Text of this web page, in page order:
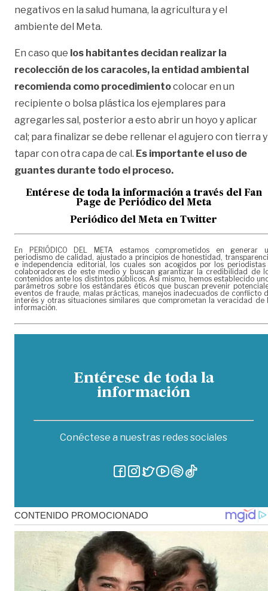
negativos en la salud humana, la agricultura y el
ambiente del Meta.
En caso que los habitantes decidan realizar la
recolección de los caracoles, la entidad ambiental
recomienda como procedimientocolocar en un
recipiente o bolsa plástica los ejemplares para
agregarles sal, posterior a esto abrir un hoyo y aplicar
cal; para finalizar se debe rellenar el agujero con tierra y
tapar con otra capa de cal. Es importante el uso de
guantes durante todo el proceso.
Entérese de toda la información a través del Fan
Page de Periódico del Meta
Periódico del Meta en Twitter
En PERIÓDICO DEL META estamos comprometidos en generar
periodismo de calidad, ajustado a principios de honestidad,
e independencia editorial, los cuales son acogidos por los periodistas
colaboradores de este medio y buscan garantizar la credibilidad de
contenidos ante los distintos públicos. Así mismo, hemos establecido
parámetros sobre los estándares éticos que buscan prevenir
eventos de fraude, malas prácticas, manejos inadecuados de conflicto
interés y otras situaciones similares que comprometan la veracidad de
información.
Entérese de toda la
información
Conéctese a nuestras redes sociales